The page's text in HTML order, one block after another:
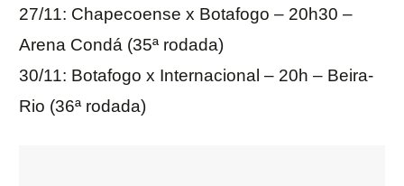
27/11: Chapecoense x Botafogo – 20h30 –
Arena Condá (35ª rodada)
30/11: Botafogo x Internacional – 20h – Beira-
Rio (36ª rodada)